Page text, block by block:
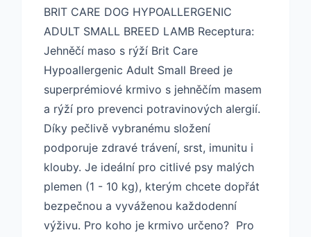
BRIT CARE DOG HYPOALLERGENIC
ADULT SMALL BREED LAMB Receptura:
Jehněčí maso s rýží Brit Care
Hypoallergenic Adult Small Breed je
superprémiové krmivo s jehněčím masem
a rýží pro prevenci potravinových alergií.
Díky pečlivě vybranému složení
podporuje zdravé trávení, srst, imunitu i
klouby. Je ideální pro citlivé psy malých
plemen (1 - 10 kg), kterým chcete dopřát
bezpečnou a vyváženou každodenní
výživu. Pro koho je krmivo určeno? Pro